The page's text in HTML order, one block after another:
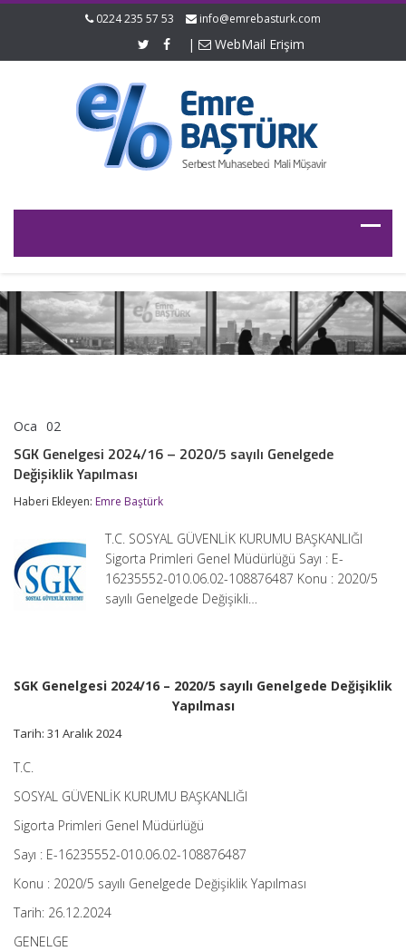
0224 235 57 53 info@emrebasturk.com
| WebMail Erişim
Oca 02
2024/16
–
sayılı
Değişiklik
Yapılması
için
SGK Genelgesi 2024/16 – 2020/5 sayılı Genelgede
Değişiklik Yapılması
Haberi Ekleyen: Emre Baştürk
T.C. SOSYAL GÜVENLİK KURUMU BAŞKANLIĞI
Sigorta Primleri Genel Müdürlüğü Sayı : E-
16235552-010.06.02-108876487 Konu : 2020/5
sayılı Genelgede Değişikli…
SGK Genelgesi 2024/16 – 2020/5 sayılı Genelgede Değişiklik
Yapılması
Tarih: 31 Aralık 2024
T.C.
SOSYAL GÜVENLİK KURUMU BAŞKANLIĞI
Sigorta Primleri Genel Müdürlüğü
Sayı : E-16235552-010.06.02-108876487
Konu : 2020/5 sayılı Genelgede Değişiklik Yapılması
Tarih: 26.12.2024
GENELGE